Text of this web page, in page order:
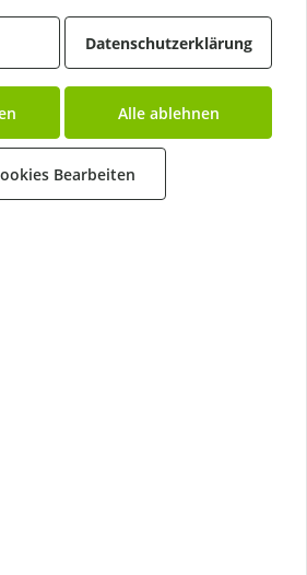
Datenschutzerklärung
Alle ablehnen
Bearbeiten